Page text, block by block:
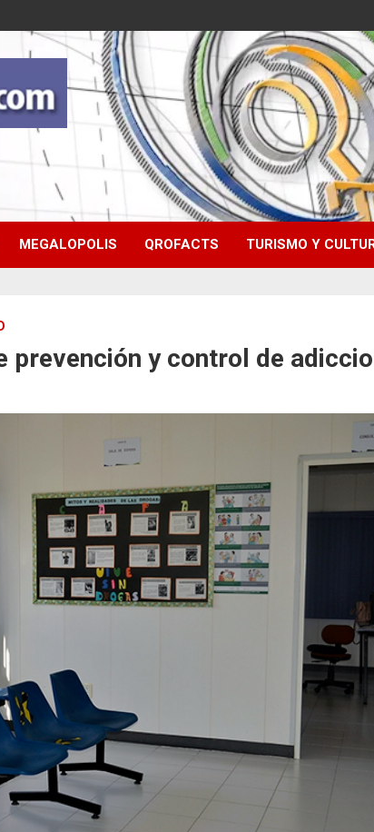
MEGALOPOLIS QROFACTS TURISMO Y
prevención y control de